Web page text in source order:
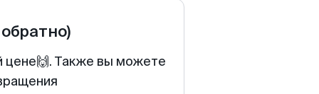
цене🙌. Также вы можете